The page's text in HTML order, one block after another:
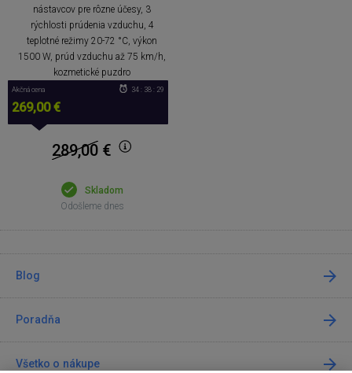
nástavcov pre rôzne účesy, 3
rýchlosti prúdenia vzduchu, 4
teplotné režimy 20-72 °C, výkon
1500 W, prúd vzduchu až 75 km/h,
kozmetické puzdro
Akčná cena
269,00 €
34 : 38 : 29
289,00 €
Skladom
Odošleme dnes
Blog
Poradňa
Všetko o nákupe